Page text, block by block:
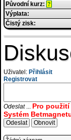
Původní kurz: ?
Výplata:
Čistý zisk:
Uživatel: Přihlásit
Registrovat
Odeslat... Pro
Systém